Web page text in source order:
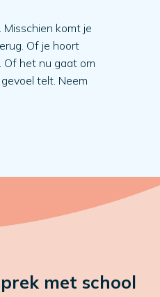
komt je
Of je hoort
Of het nu gaat om
telt. Neem
met school